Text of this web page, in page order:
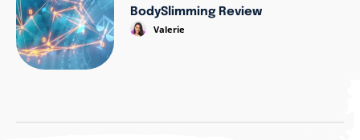
BodySlimming Review
Valerie